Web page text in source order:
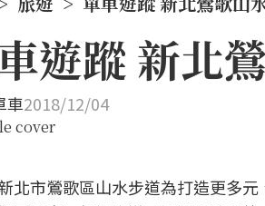
遊蹤 新北
車2018/12/04
北市鶯歌區山水步道為打造更多